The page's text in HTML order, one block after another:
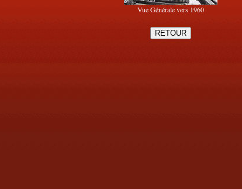
Vue Générale vers 1960